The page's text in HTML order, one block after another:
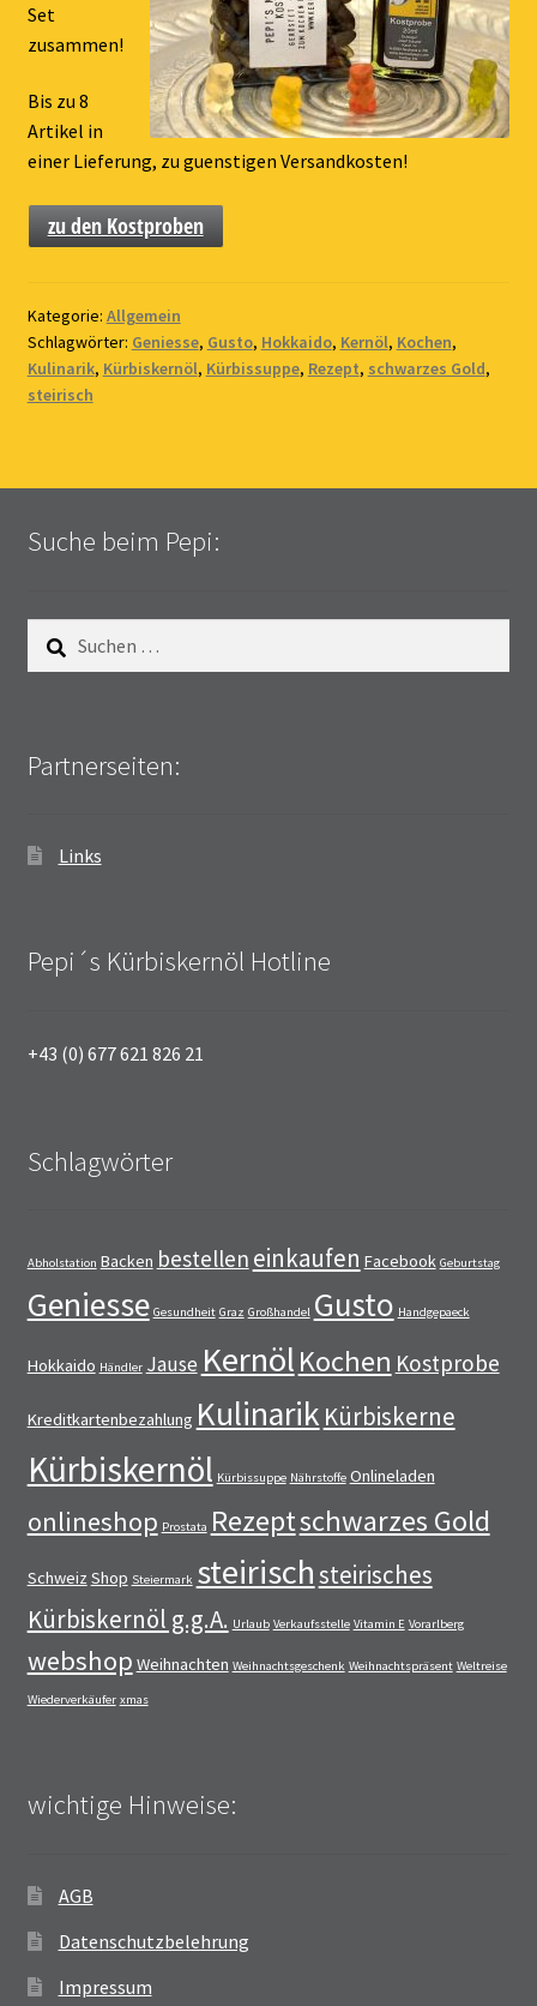
Set
zusammen!
Bis zu 8
Artikel in
einer Lieferung, zu guenstigen Versandkosten!
zu den Kostproben
Kategorie: Allgemein
Schlagwörter: Geniesse, Gusto, Hokkaido, Kernöl, Kochen,
Kulinarik, Kürbiskernöl, Kürbissuppe, Rezept, schwarzes Gold,
steirisch
Suche beim Pepi:
nach:
Partnerseiten:
Links
Pepi´s Kürbiskernöl Hotline
+43 (0) 677 621 826 21
Schlagwörter
Abholstation Backen bestellen einkaufen Facebook Geburtstag
Geniesse Gesundheit Graz Großhandel Gusto Handgepaeck
Hokkaido Händler Jause KernölKochen Kostprobe
Kreditkartenbezahlung Kulinarik Kürbiskerne
Kürbiskernöl Kürbissuppe Nährstoffe Onlineladen
onlineshop Prostata Rezeptschwarzes Gold
Schweiz Shop Steiermark steirischsteirisches
Kürbiskernöl g.g.A. Urlaub Verkaufsstelle Vitamin E Vorarlberg
webshop Weihnachten Weihnachtsgeschenk Weihnachtspräsent Weltreise
Wiederverkäufer xmas
wichtige Hinweise:
AGB
Datenschutzbelehrung
Impressum